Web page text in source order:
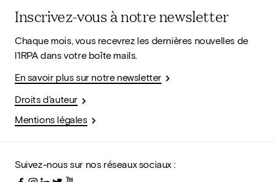
Inscrivez-vous à notre newsletter
Chaque mois, vous recevrez les dernières nouvelles de
l'IRPA dans votre boîte mails.
En savoir plus sur notre newsletter
Droits d'auteur
Mentions légales
Suivez-nous sur nos réseaux sociaux :